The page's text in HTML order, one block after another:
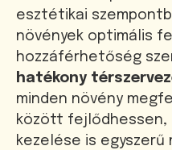
esztétikai
növények optimális
hozzáférhetőség
hatékony
minden növény
között fejlődhessen,
kezelése is egyszerű